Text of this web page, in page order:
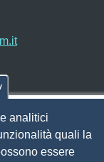
analitici
quali la
essere